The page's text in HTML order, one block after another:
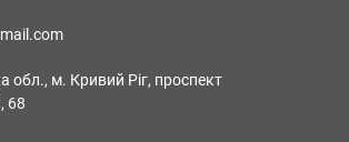
обл., м. Кривий Ріг, проспект
68